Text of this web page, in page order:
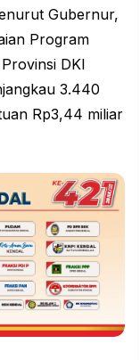
Gubernur,
Program
DKI
3.440
Rp3,44 miliar